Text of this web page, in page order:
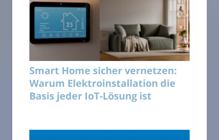
Smart Home sicher vernetzen:
Warum Elektroinstallation die
Basis jeder IoT-Lösung ist